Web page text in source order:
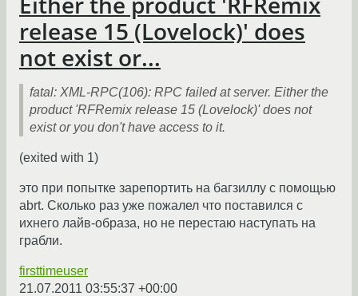
release 15 (Lovelock)' does
not exist or...
fatal: XML-RPC(106): RPC failed at server. Either the
product 'RFRemix release 15 (Lovelock)' does not
exist or you don't have access to it.
(exited with 1)
это при попытке зарепортить на багзиллу с помощью
abrt. Сколько раз уже пожалел что поставился с
ихнего лайв-образа, но не перестаю наступать на
грабли.
firsttimeuser
21.07.2011 03:55:37 +00:00